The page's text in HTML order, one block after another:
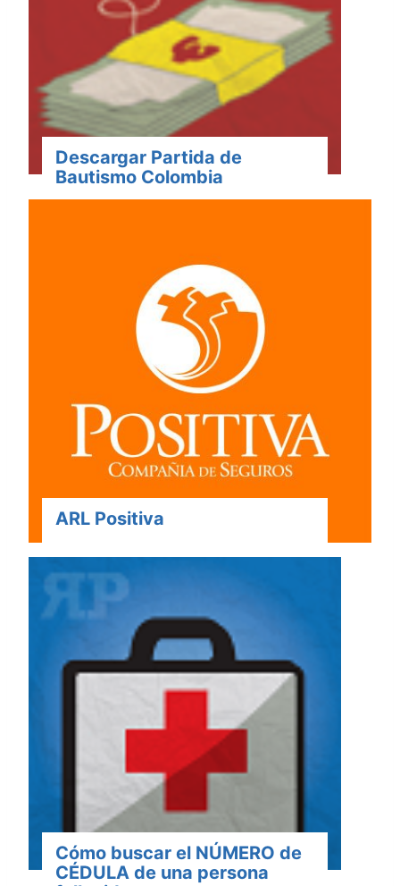
Descargar Partida de
Bautismo Colombia
ARL Positiva
Cómo buscar el NÚMERO de
CÉDULA de una persona